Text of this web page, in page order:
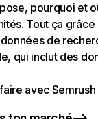
pourquoi et
Tout ça grâce
de
qui inclut des
avec Semrush